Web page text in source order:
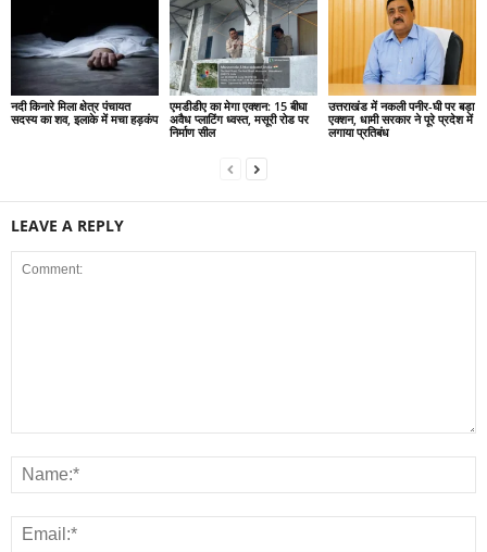
नदी किनारे मिला क्षेत्र पंचायत
सदस्य का शव, इलाके में मचा हड़कंप
एमडीडीए का मेगा एक्शन: 15 बीघा
अवैध प्लाटिंग ध्वस्त, मसूरी रोड पर
निर्माण सील
उत्तराखंड में नकली पनीर-घी पर बड़ा
एक्शन, धामी सरकार ने पूरे प्रदेश में
लगाया प्रतिबंध
LEAVE A REPLY